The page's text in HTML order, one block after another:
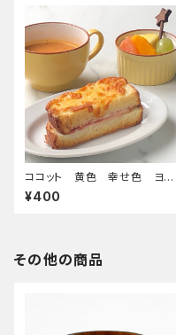
ココット 黄色 幸せ色 ヨー
グルト フルーツ たまご サラ
ダ 新生活 一人暮らし 朝食
¥400
その他の商品